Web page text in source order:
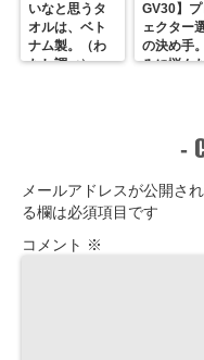
いなと思うタ
オルは、ベト
ナム製。（わ
たし調べ）
GV30】
ェクター
の決め手
みに悩ん
-
メールアドレスが公開さ
る欄は必須項目です
コメント ※